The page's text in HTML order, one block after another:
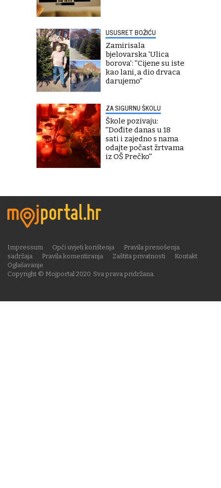
USUSRET BOŽIĆU
Zamirisala
bjelovarska 'Ulica
borova': ''Cijene su iste
kao lani, a dio drvaca
darujemo''
ZA SIGURNU ŠKOLU
Škole pozivaju:
''Dođite danas u 18
sati i zajedno s nama
odajte počast žrtvama
iz OŠ Prečko''
Copyright © Mojportal 2020. Sva prava pridržana.
Impressum Opći uvjeti korištenja
Pravila prenošenja
sadržaja
Pravila komentiranja Zaštita privatnosti
Kontakt
Oglašavanje